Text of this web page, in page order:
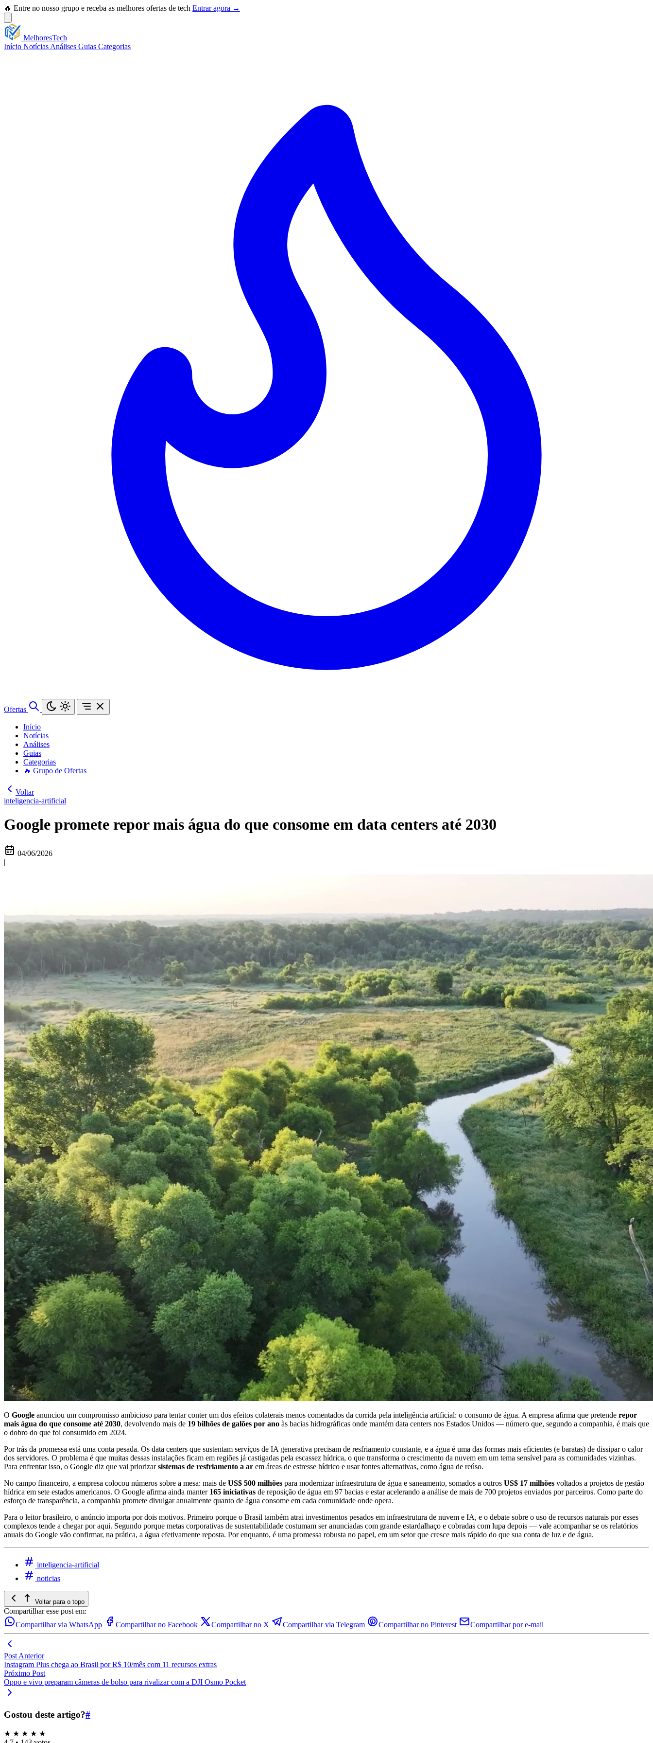
🔥 Entre no nosso grupo e receba as melhores ofertas de tech Entrar agora →
MelhoresTech
Início Notícias Análises Guias Categorias
Ofertas
Início
Notícias
Análises
Guias
Categorias
🔥 Grupo de Ofertas
Voltar
inteligencia-artificial
Google promete repor mais água do que consome em data centers até 2030
04/06/2026
|
O Google anunciou um compromisso ambicioso para tentar conter um dos efeitos colaterais menos comentados da corrida pela inteligência artificial: o consumo de água. A empresa afirma que pretende repor
mais água do que consome até 2030, devolvendo mais de 19 bilhões de galões por ano às bacias hidrográficas onde mantém data centers nos Estados Unidos — número que, segundo a companhia, é mais que
o dobro do que foi consumido em 2024.
Por trás da promessa está uma conta pesada. Os data centers que sustentam serviços de IA generativa precisam de resfriamento constante, e a água é uma das formas mais eficientes (e baratas) de dissipar o calor
dos servidores. O problema é que muitas dessas instalações ficam em regiões já castigadas pela escassez hídrica, o que transforma o crescimento da nuvem em um tema sensível para as comunidades vizinhas.
Para enfrentar isso, o Google diz que vai priorizarsistemas de resfriamento a ar em áreas de estresse hídrico e usar fontes alternativas, como água de reúso.
No campo financeiro, a empresa colocou números sobre a mesa: mais de US$ 500 milhões para modernizar infraestrutura de água e saneamento, somados a outros US$ 17 milhões voltados a projetos de gestão
hídrica em sete estados americanos. O Google afirma ainda manter 165 iniciativas de reposição de água em 97 bacias e estar acelerando a análise de mais de 700 projetos enviados por parceiros. Como parte do
esforço de transparência, a companhia promete divulgar anualmente quanto de água consome em cada comunidade onde opera.
Para o leitor brasileiro, o anúncio importa por dois motivos. Primeiro porque o Brasil também atrai investimentos pesados em infraestrutura de nuvem e IA, e o debate sobre o uso de recursos naturais por esses
complexos tende a chegar por aqui. Segundo porque metas corporativas de sustentabilidade costumam ser anunciadas com grande estardalhaço e cobradas com lupa depois — vale acompanhar se os relatórios
anuais do Google vão confirmar, na prática, a água efetivamente reposta. Por enquanto, é uma promessa robusta no papel, em um setor que cresce mais rápido do que sua conta de luz e de água.
inteligencia-artificial
noticias
Voltar para o topo
Compartilhar esse post em:
Compartilhar via WhatsApp
Compartilhar no Facebook Compartilhar no X Compartilhar via Telegram Compartilhar no Pinterest Compartilhar por e-mail
Post Anterior
Instagram Plus chega ao Brasil por R$ 10/mês com 11 recursos extras
Próximo Post
Oppo e vivo preparam câmeras de bolso para rivalizar com a DJI Osmo Pocket
Gostou deste artigo?#
★ ★ ★ ★ ★